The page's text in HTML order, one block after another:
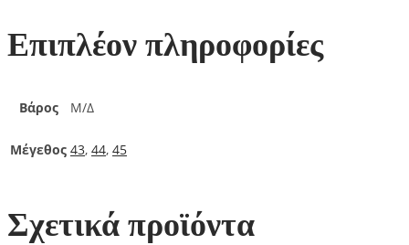
Επιπλέον πληροφορίες
Βάρος Μ/Δ
Μέγεθος 43, 44, 45
Σχετικά προϊόντα